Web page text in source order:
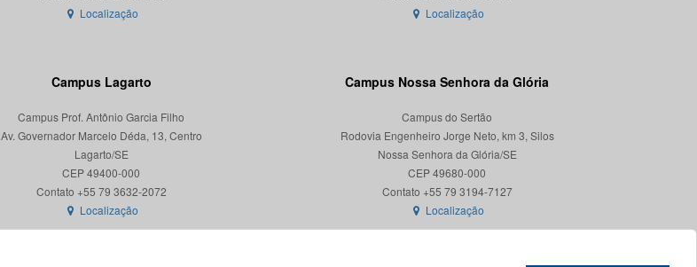
Localização
Localização
Campus Lagarto
Campus Prof. Antônio Garcia Filho
Av. Governador Marcelo Déda, 13, Centro
Lagarto/SE
CEP 49400-000
Localização
Campus Nossa Senhora da Glória
Campus do Sertão
Rodovia Engenheiro Jorge Neto, km 3, Silos
Nossa Senhora da Glória/SE
CEP 49680-000
Contato +55 79 3194-7127
Localização